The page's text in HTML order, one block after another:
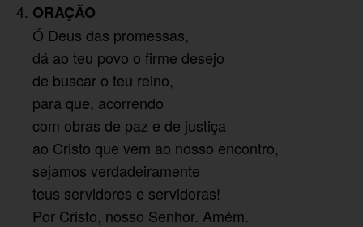
ORAÇÃO
Ó Deus das promessas,
dá ao teu povo o firme desejo
de buscar o teu reino,
para que, acorrendo
com obras de paz e de justiça
ao Cristo que vem ao nosso encontro,
sejamos verdadeiramente
teus servidores e servidoras!
Por Cristo, nosso Senhor. Amém.